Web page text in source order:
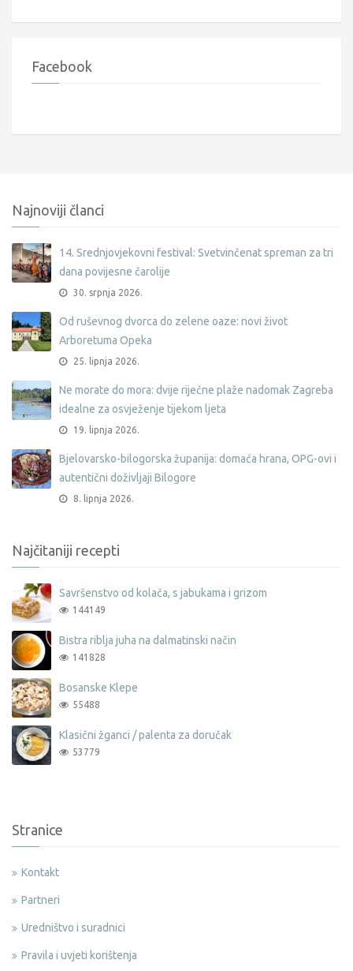
Facebook
Najnoviji članci
14. Srednjovjekovni festival: Svetvinčenat spreman za tri
dana povijesne čarolije
30. srpnja 2026.
Od ruševnog dvorca do zelene oaze: novi život
Arboretuma Opeka
25. lipnja 2026.
Ne morate do mora: dvije riječne plaže nadomak Zagreba
idealne za osvježenje tijekom ljeta
19. lipnja 2026.
Bjelovarsko-bilogorska županija: domaća hrana, OPG-ovi i
autentični doživljaji Bilogore
8. lipnja 2026.
Najčitaniji recepti
Savršenstvo od kolača, s jabukama i grizom
144149
Bistra riblja juha na dalmatinski način
141828
Bosanske Klepe
55488
Klasični žganci / palenta za doručak
53779
Stranice
Kontakt
Partneri
Uredništvo i suradnici
Pravila i uvjeti korištenja